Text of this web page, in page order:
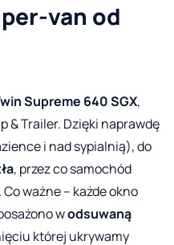
van od
Supreme 640 SGX,
& Trailer. Dzięki naprawdę
i nad sypialnią), do
, przez co samochód
ważne – każde okno
wodsuwaną
której ukrywamy